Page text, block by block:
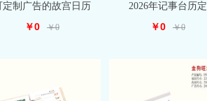
定制广告的故宫日历
￥0 ￥0
2026年记事台历定
￥0 ￥0